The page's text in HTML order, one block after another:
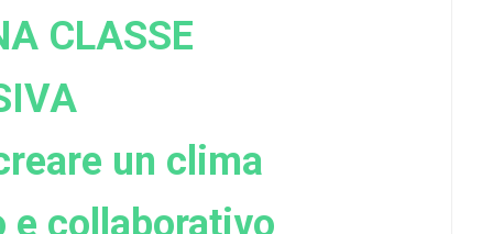
CLASSE
un clima
e collaborativo